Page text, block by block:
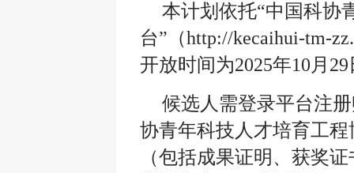
本计划依托“中国科协
台”（http://kecaihui-tm-
开放时间为2025年10月29
候选人需登录平台注
协青年科技人才培育工
（包括成果证明、获奖